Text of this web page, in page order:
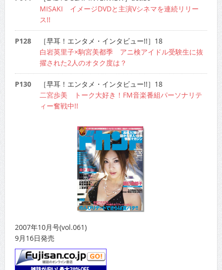
MISAKI イメージDVDと主演Vシネマを連続リリー
ス!!
P128
［早耳！エンタメ・インタビュー!!］18
白岩英里子×駒宮美都季 アニ検アイドル受験生に抜
擢された2人のオタク度は？
P130
［早耳！エンタメ・インタビュー!!］18
二宮歩美 トーク大好き！FM音楽番組パーソナリテ
ィー奮戦中!!
2007年10月号(vol.061)
9月16日発売